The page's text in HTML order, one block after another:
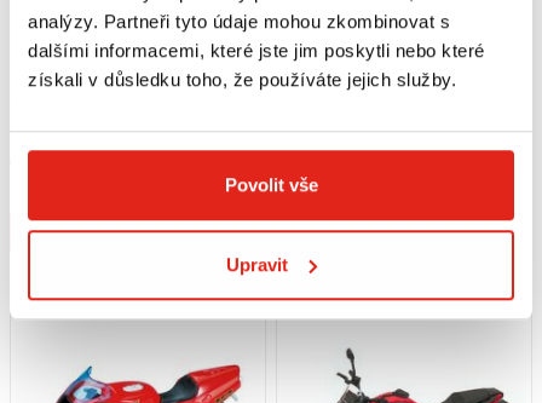
analýzy. Partneři tyto údaje mohou zkombinovat s
dalšími informacemi, které jste jim poskytli nebo které
získali v důsledku toho, že používáte jejich služby.
Povolit vše
Upravit
579 Kč s DPH
Koupit
239 Kč s DPH
ČERNÁ
V 4 prodejnách
Koupit